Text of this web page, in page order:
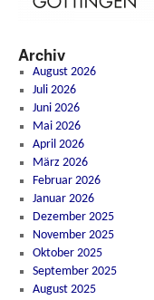
Archiv
August 2026
Juli 2026
Juni 2026
Mai 2026
April 2026
März 2026
Februar 2026
Januar 2026
Dezember 2025
November 2025
Oktober 2025
September 2025
August 2025